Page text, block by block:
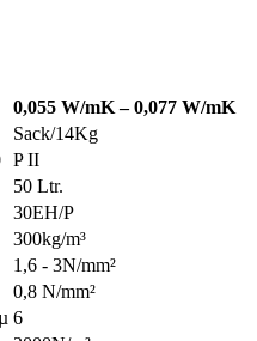
50 Ltr.
30EH/P
300kg/m³
1,6 - 3N/mm²
0,8 N/mm²
6
2000N/m²
A1
>3Kg/m²h0,5